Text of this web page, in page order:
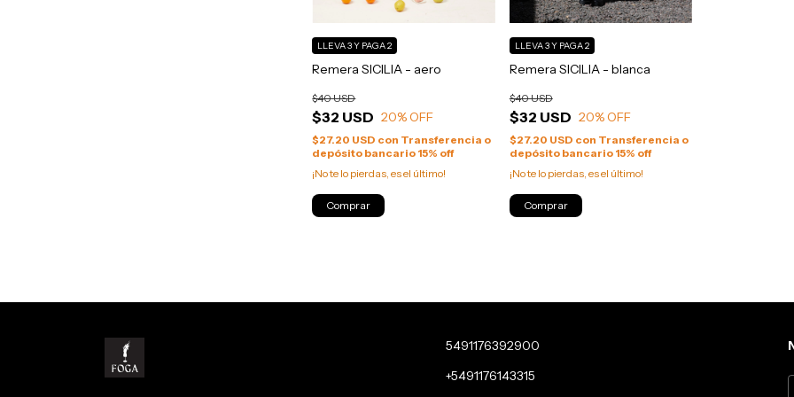
Remera SICILIA - aero
$32 USD
$40 USD
20% OFF
LLEVA 3 Y PAGA 2
$27.20 USD con Transferencia o
depósito bancario 15% off
¡No te lo pierdas, es el último!
Comprar
Remera SICILIA - blanca
$32 USD
$40 USD
20% OFF
LLEVA 3 Y PAGA 2
$27.20 USD con Transferencia o
depósito bancario 15% off
¡No te lo pierdas, es el último!
Comprar
5491176392900
+5491176143315